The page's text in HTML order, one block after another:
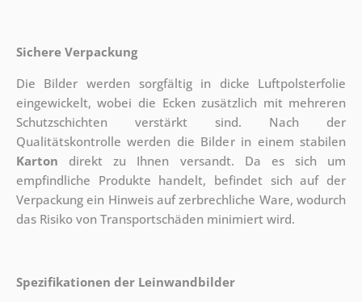
Sichere Verpackung
Die Bilder werden sorgfältig in dicke Luftpolsterfolie
eingewickelt, wobei die Ecken zusätzlich mit mehreren
Schutzschichten verstärkt sind. Nach der
Qualitätskontrolle werden die Bilder in einem stabilen
Karton direkt zu Ihnen versandt. Da es sich um
empfindliche Produkte handelt, befindet sich auf der
Verpackung ein Hinweis auf zerbrechliche Ware, wodurch
das Risiko von Transportschäden minimiert wird.
Spezifikationen der Leinwandbilder